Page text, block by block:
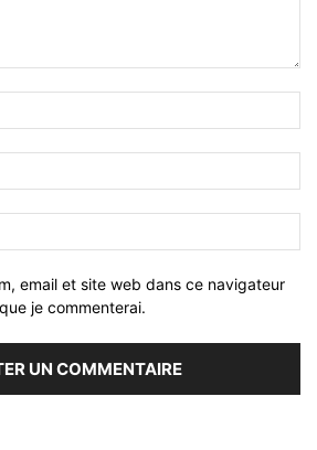
email et site web dans ce navigateur
je commenterai.